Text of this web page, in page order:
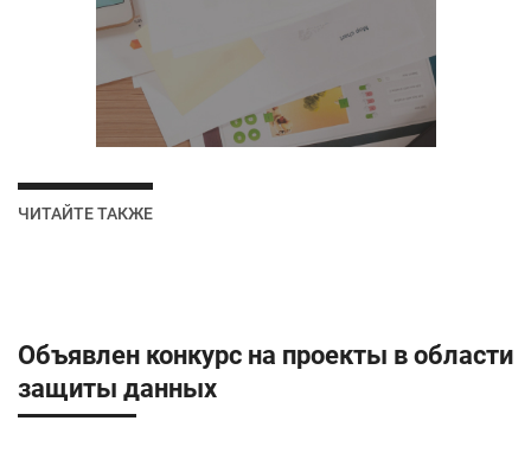
ЧИТАЙТЕ ТАКЖЕ
Объявлен конкурс на проекты в области
защиты данных